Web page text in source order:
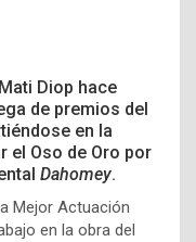
Mati Diop hace
de premios del
en la
el Oso de Oro por
Dahomey.
Mejor Actuación
en la obra del